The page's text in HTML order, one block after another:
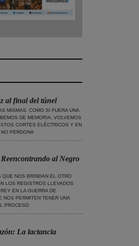
al final del túnel
MISMAS. COMO SI FUERA UNA
DE MEMORIA, VOLVEMOS
CORTES ELÉCTRICOS Y EN
PERDONA
al Negro
QUE NOS BRINDAN EL OTRO
LOS REGISTROS LLEVADOS
EN LA GUERRA DE
NOS PERMITEN TENER UNA
PROCESO
La lactancia